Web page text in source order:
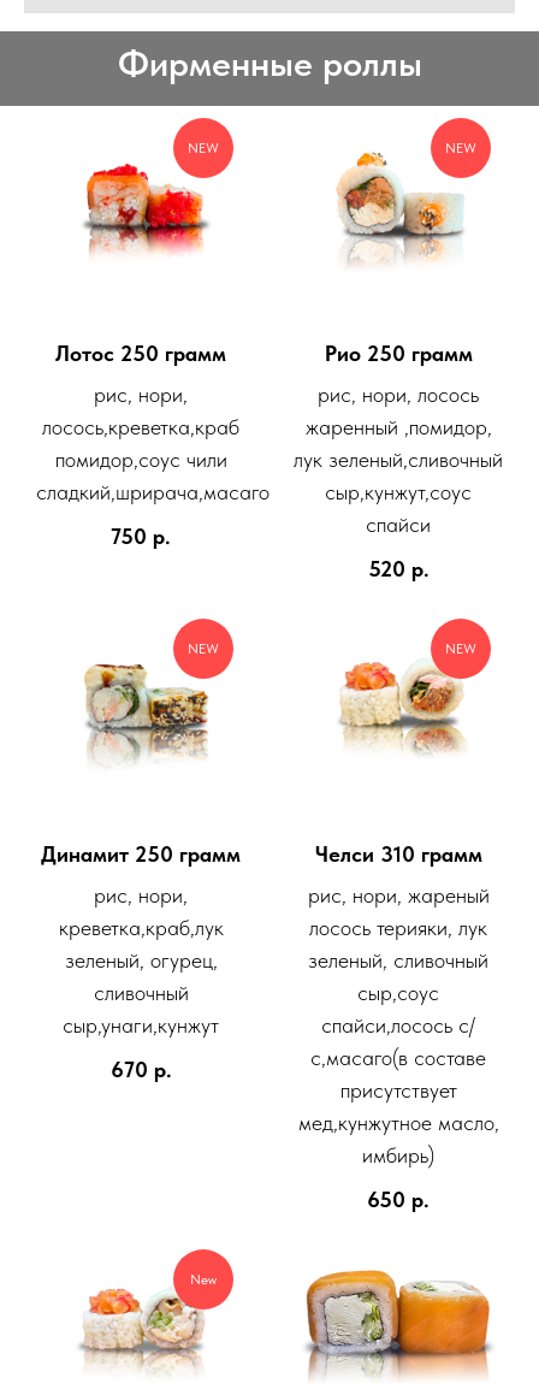
Фирменные роллы
NEW
Лотос 250 грамм
рис, нори,
лосось,креветка,краб
помидор,соус чили
сладкий,шрирача,масаго
750 р.
NEW
Рио 250 грамм
рис, нори, лосось
жаренный ,помидор,
лук зеленый,сливочный
сыр,кунжут,соус
спайси
520 р.
NEW
Динамит 250 грамм
рис, нори,
креветка,краб,лук
зеленый, огурец,
сливочный
сыр,унаги,кунжут
670 р.
NEW
Челси 310 грамм
рис, нори, жареный
лосось терияки, лук
зеленый, сливочный
сыр,соус
спайси,лосось с/
с,масаго(в составе
присутствует
мед,кунжутное масло,
имбирь)
650 р.
New